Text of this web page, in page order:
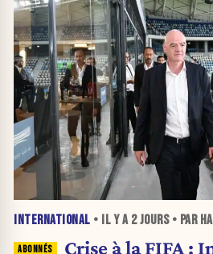
INTERNATIONAL • IL Y A 2 JOURS• PAR
Crise à la FIFA :